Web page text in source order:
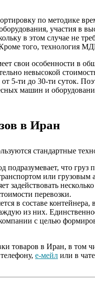
по методике
участия в
в этом случае не
того, технология
свои особенности в
невысокой
5-ти до 30-ти суток.
машин и
в Иран
стандартные
подразумевает, что
или грузовым
задействовать
перевозки.
в составе
из них.
с целью
товаров в Иран, в том
е-мейл или в